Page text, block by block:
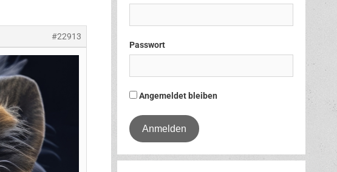
#22913
Passwort
Angemeldet bleiben